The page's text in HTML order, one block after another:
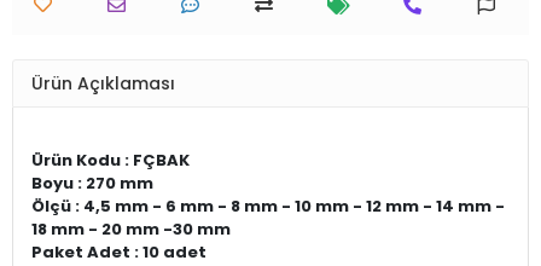
Ürün Açıklaması
Ürün Kodu : FÇBAK
Boyu : 270 mm
Ölçü : 4,5 mm - 6 mm - 8 mm - 10 mm - 12 mm - 14 mm -
18 mm - 20 mm -30 mm
Paket Adet : 10 adet